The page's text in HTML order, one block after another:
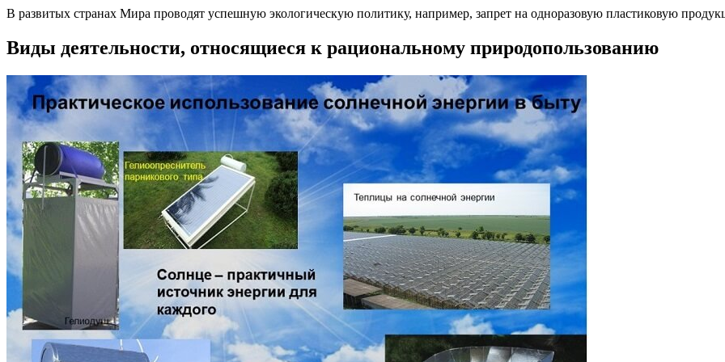
В развитых странах Мира проводят успешную экологическую политику, например, запрет на одноразовую пластиковую
Виды деятельности, относящиеся к рациональному природопользованию